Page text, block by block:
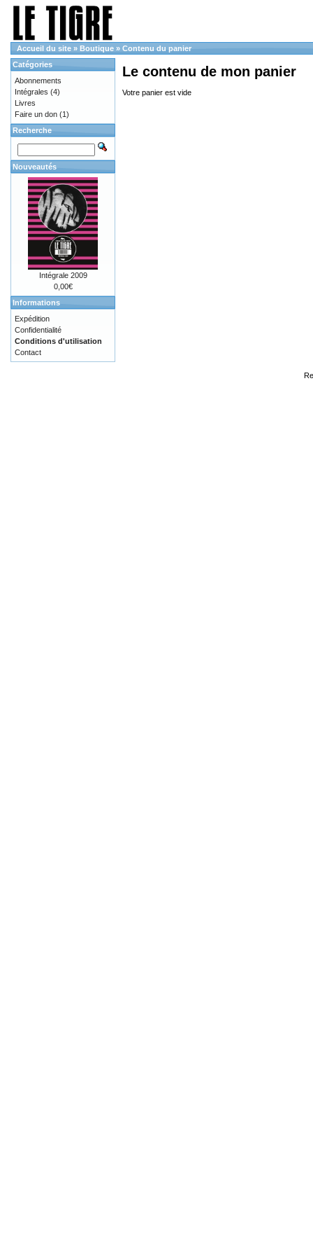
Accueil du site » Boutique » Contenu du panier
Le contenu de mon panier
Votre panier est vide
Catégories
Abonnements
Intégrales (4)
Livres
Faire un don (1)
Recherche
Nouveautés
Intégrale 2009
0,00€
Informations
Expédition
Confidentialité
Conditions d'utilisation
Contact